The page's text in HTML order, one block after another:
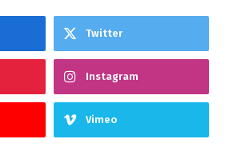
Twitter
Instagram
Vimeo